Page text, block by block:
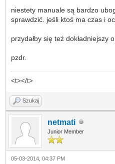
niestety manuale są bardzo
sprawdzić. jeśli ktoś ma czas i
przydałby się też dokładniejszy
pzdr.
<t></t>
Szukaj
netmati
Junior Member
05-03-2014, 04:37 PM